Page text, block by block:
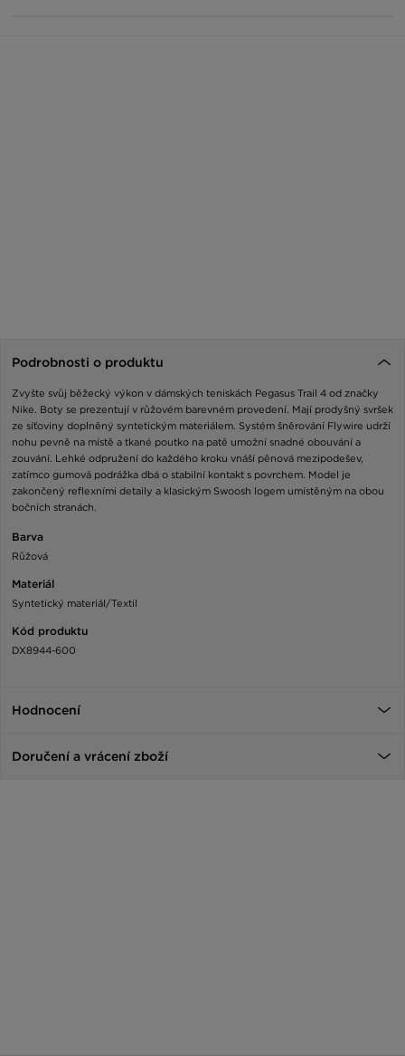
Podrobnosti o produktu
Zvyšte svůj běžecký výkon v dámských teniskách Pegasus Trail 4 od značky
Nike. Boty se prezentují v růžovém barevném provedení. Mají prodyšný svršek
ze síťoviny doplněný syntetickým materiálem. Systém šněrování Flywire udrží
nohu pevně na místě a tkané poutko na patě umožní snadné obouvání a
zouvání. Lehké odpružení do každého kroku vnáší pěnová mezipodešev,
zatímco gumová podrážka dbá o stabilní kontakt s povrchem. Model je
zakončený reflexními detaily a klasickým Swoosh logem umístěným na obou
bočních stranách.
Barva
Růžová
Materiál
Syntetický materiál/Textil
Kód produktu
DX8944-600
Hodnocení
Doručení a vrácení zboží